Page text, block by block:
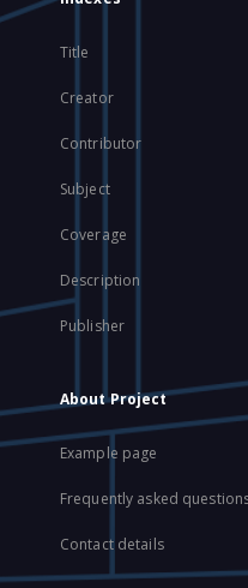
Title
Creator
Contributor
Subject
Coverage
Description
Publisher
About Project
Example page
Frequently asked
Contact details